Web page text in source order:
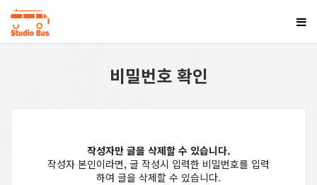
비밀번호 확인
작성자만 글을 삭제할 수 있습니다.
작성자 본인이라면, 글 작성시 입력한 비밀번호를 입력
하여 글을 삭제할 수 있습니다.